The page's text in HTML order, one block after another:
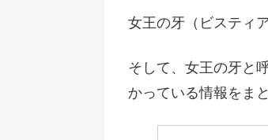
女王の牙（ビスティ
そして、女王の牙と
かっている情報をま